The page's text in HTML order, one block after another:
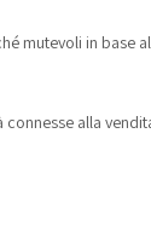
mutevoli in base
alla